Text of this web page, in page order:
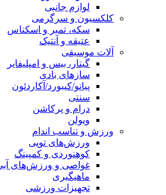
لوازم جانبی
کلکسیون و سرگرمی
سکه، تمبر و اسکناس
عتیقه و آنتیک
آلات موسیقی
گیتار، بیس و امپلیفایر
سازهای بادی
پیانو/کیبورد/آکاردئون
سنتی
درام و پرکاشن
ویولن
ورزش و تناسب اندام
ورزش‌های توپی
کوهنوردی و کمپینگ
غواصی و ورزش‌های آبی
ماهیگیری
تجهیزات ورزشی